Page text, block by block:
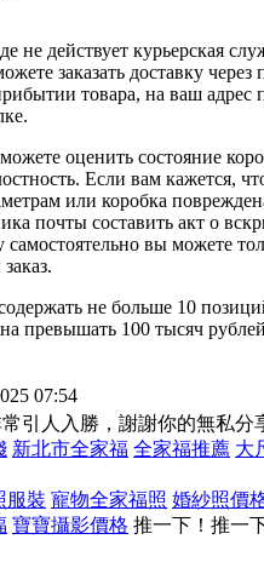
не действует курьерская
заказать доставку через
товара, на ваш адрес
оценить состояние
Если вам кажется,
или коробка
почты составить акт о
самостоятельно вы можете
не больше 10
превышать 100 тысяч
07:54
引人入勝，謝謝你的無私分
新北市全家福 全家福推薦 大
服裝 寵物全家福照 婚紗照價
寶寶攝影價格 推一下！推一